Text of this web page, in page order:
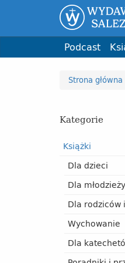
Podcast
Wychowanie
Dla katechetów i
Poradniki i
Przypinki
Dzień Matki
kolorowanka
św. Jan Bosko
Phil Bosmans
Bruno Ferrero
Strona główna
Kategorie
Książki
Dla dzieci
Dla młodzieży
Dla rodziców
Wychowanie
Dla